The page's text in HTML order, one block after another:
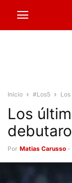
Inicio #Los5
Los
Por Matias Carusso -